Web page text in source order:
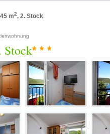
m2, 2. Stock
Stock